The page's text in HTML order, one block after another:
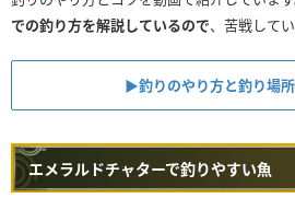
での釣り方を解説しているので、苦戦して
▶︎釣りのやり方と釣り場
エメラルドチャターで釣りやすい魚